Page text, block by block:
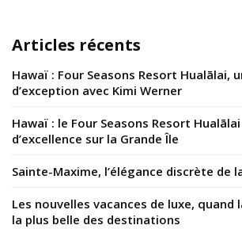
Articles récents
Hawaï : Four Seasons Resort Hualālai,
d’exception avec Kimi Werner
Hawaï : le Four Seasons Resort
d’excellence sur la Grande Île
Sainte-Maxime, l’élégance discrète de
Les nouvelles vacances de luxe,
la plus belle des destinations